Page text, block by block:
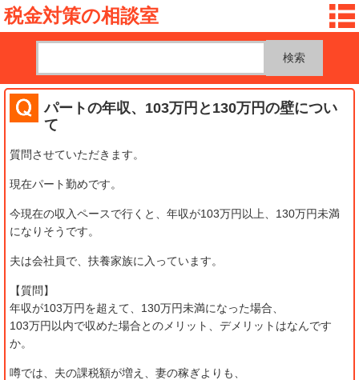
税金対策の相談室
パートの年収、103万円と130万円の壁につい
て
質問させていただきます。
現在パート勤めです。
今現在の収入ペースで行くと、年収が103万円以上、130万円未満
になりそうです。
夫は会社員で、扶養家族に入っています。
【質問】
年収が103万円を超えて、130万円未満になった場合、
103万円以内で収めた場合とのメリット、デメリットはなんです
か。
噂では、夫の課税額が増え、妻の稼ぎよりも、